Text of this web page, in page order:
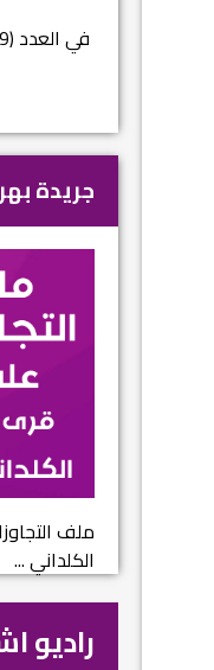
انتهت عملي...
جريدة
ملف
الكلداني ...
راديو